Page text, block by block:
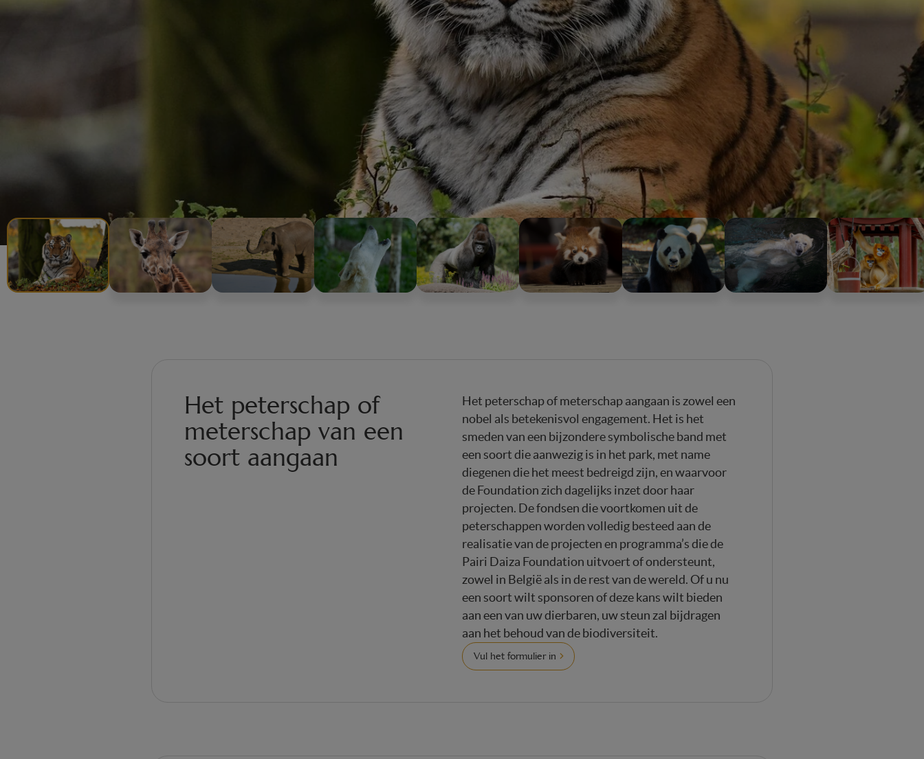
Het peterschap of
meterschap van een
soort aangaan
Het peterschap of meterschap aangaan is zowel een
nobel als betekenisvol engagement. Het is het
smeden van een bijzondere symbolische band met
een soort die aanwezig is in het park, met name
diegenen die het meest bedreigd zijn, en waarvoor
de Foundation zich dagelijks inzet door haar
projecten. De fondsen die voortkomen uit de
peterschappen worden volledig besteed aan de
realisatie van de projecten en programma’s die de
Pairi Daiza Foundation uitvoert of ondersteunt,
zowel in België als in de rest van de wereld. Of u nu
een soort wilt sponsoren of deze kans wilt bieden
aan een van uw dierbaren, uw steun zal bijdragen
aan het behoud van de biodiversiteit.
Vul het formulier in